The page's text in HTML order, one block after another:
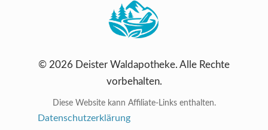
© 2026 Deister Waldapotheke. Alle Rechte
vorbehalten.
Diese Website kann Affiliate-Links enthalten.
Datenschutzerklärung